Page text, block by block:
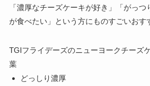
「濃厚なチーズケーキが好き」「がっ
が食べたい」という方にものすごいおす
TGIフライデーズのニューヨークチーズ
葉
どっしり濃厚